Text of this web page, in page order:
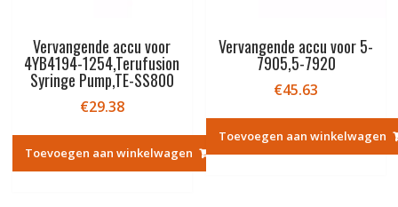
Vervangende accu voor
4YB4194-1254,Terufusion
Syringe Pump,TE-SS800
€29.38
Toevoegen aan winkelwagen
Vervangende accu voor 5-
7905,5-7920
€45.63
Toevoegen aan winkelwagen